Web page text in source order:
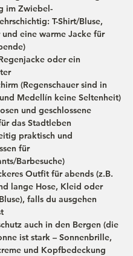
im Zwiebel-
T-Shirt/Bluse,
und eine warme Jacke für
oder ein
(Regenschauer sind in
Medellín keine Seltenheit)
und geschlossene
das Stadtleben
praktisch und
für
Barbesuche)
Outfit für abends (z.B.
lange Hose, Kleid oder
falls du ausgehen
auch in den Bergen (die
ist stark – Sonnenbrille,
und Kopfbedeckung